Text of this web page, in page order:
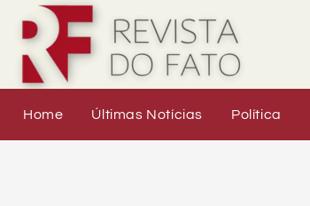
Home Últimas Notícias Política